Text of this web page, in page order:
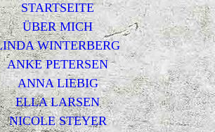
STARTSEITE
ÜBER MICH
WINTERBERG
ANKE PETERSEN
ANNA LIEBIG
ELLA LARSEN
NICOLE STEYER